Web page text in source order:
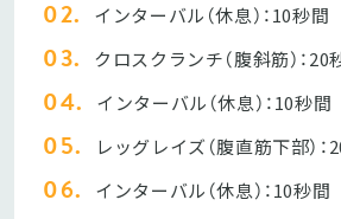
インターバル（休息）：10秒間
クロスクランチ（腹斜筋）：20
インターバル（休息）：10秒間
レッグレイズ（腹直筋下部）：
インターバル（休息）：10秒間